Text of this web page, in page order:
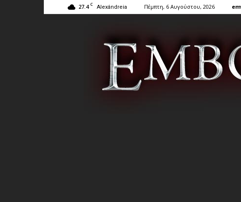
27.4 C Alexándreia Πέμπτη, 6 Αυγούστου, 2026